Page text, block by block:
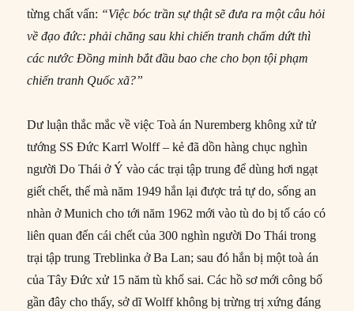
từng chất vấn: “Việc bóc trần sự thật sẽ đưa ra một câu hỏi
về đạo đức: phải chăng sau khi chiến tranh chấm dứt thì
các nước Đồng minh bắt đầu bao che cho bọn tội phạm
chiến tranh Quốc xã?”
Dư luận thắc mắc về việc Toà án Nuremberg không xử tử
tướng SS Đức Karrl Wolff – kẻ đã dồn hàng chục nghìn
người Do Thái ở Ý vào các trại tập trung để dùng hơi ngạt
giết chết, thế mà năm 1949 hắn lại được trả tự do, sống an
nhàn ở Munich cho tới năm 1962 mới vào tù do bị tố cáo có
liên quan đến cái chết của 300 nghìn người Do Thái trong
trại tập trung Treblinka ở Ba Lan; sau đó hắn bị một toà án
của Tây Đức xử 15 năm tù khổ sai. Các hồ sơ mới công bố
gần đây cho thấy, sở dĩ Wolff không bị trừng trị xứng đáng